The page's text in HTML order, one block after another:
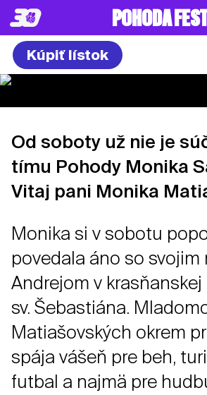
POHODA
Kúpiť lístok
Od soboty už nie je
tímu Pohody Monika
Vitaj pani Monika
Monika si v sobotu
povedala áno so svojim
Andrejom v
sv. Šebastiána.
Matiašovských okrem
spája vášeň pre beh,
futbal a najmä pre